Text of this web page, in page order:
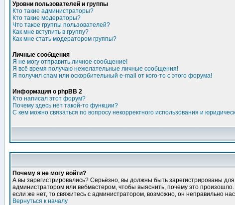
Уровни пользователей и группы
Кто такие администраторы?
Кто такие модераторы?
Что такое группы пользователей?
Как мне вступить в группу?
Как мне стать модератором группы?
Личные сообщения
Я не могу отправить личное сообщение!
Я всё время получаю нежелательные личные сообщения!
Я получил спам или оскорбительный e-mail от кого-то с этого форума!
Информация о phpBB 2
Кто написал этот форум?
Почему здесь нет такой-то функции?
С кем можно связаться по вопросу некорректного использования и
Почему я не могу войти?
А вы зарегистрировались? Серьёзно, вы должны быть зарегистрированы
администратором или вебмастером, чтобы выяснить, почему это
если же нет, то свяжитесь с администратором, возможно, он неправильно
Вернуться к началу